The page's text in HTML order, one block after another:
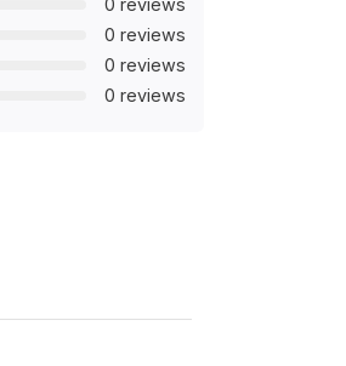
0 reviews
0 reviews
0 reviews
0 reviews